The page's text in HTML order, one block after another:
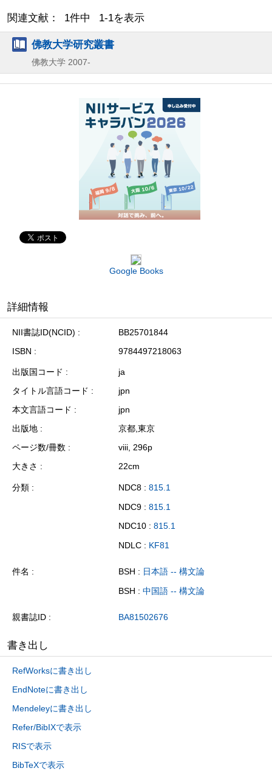
関連文献： 1件中 1-1を表示
佛教大学研究叢書
佛教大学 2007-
Google Books
詳細情報
NII書誌ID(NCID)
BB25701844
ISBN
9784497218063
出版国コード
ja
タイトル言語コード
jpn
本文言語コード
jpn
出版地
京都,東京
ページ数/冊数
viii, 296p
大きさ
22cm
分類 NDC8 : 815.1
NDC9 : 815.1
NDC10 : 815.1
NDLC : KF81
件名 BSH : 日本語 -- 構文論
BSH : 中国語 -- 構文論
親書誌ID BA81502676
書き出し
RefWorksに書き出し
EndNoteに書き出し
Mendeleyに書き出し
Refer/BibIXで表示
RISで表示
BibTeXで表示